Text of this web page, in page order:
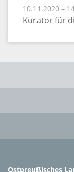
10.11.2020 –
Kurator für
Ostpreußisches